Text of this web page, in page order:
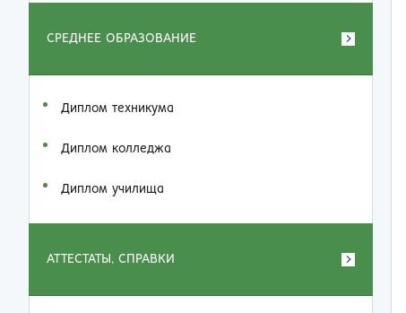
СРЕДНЕЕ ОБРАЗОВАНИЕ
Диплом техникума
Диплом колледжа
Диплом училища
АТТЕСТАТЫ, СПРАВКИ